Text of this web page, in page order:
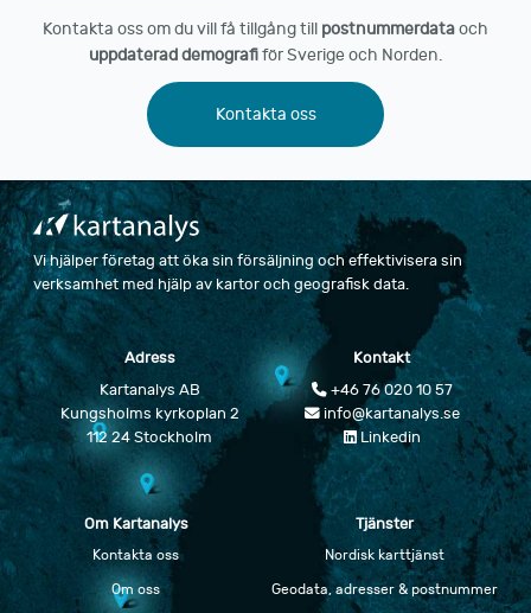
Kontakta oss om du vill få tillgång till postnummerdataoch
uppdaterad demografiför Sverige och Norden.
Kontakta oss
Vi hjälper företag att öka sin försäljning och effektivisera sin
verksamhet med hjälp av kartor och geografisk data.
Adress
Kartanalys AB
Kungsholms kyrkoplan 2
112 24 Stockholm
Kontakt
+46 76 020 10 57
info@kartanalys.se
Linkedin
Om Kartanalys
Kontakta oss
Om oss
Tjänster
Nordisk karttjänst
Geodata, adresser & postnummer